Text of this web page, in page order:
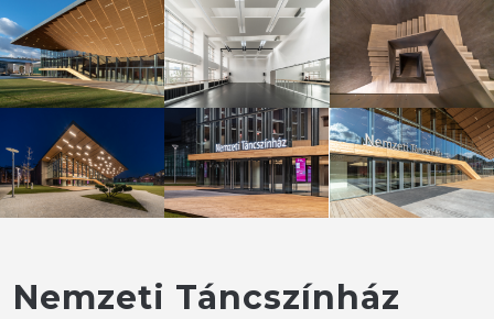
Nemzeti Táncszínház